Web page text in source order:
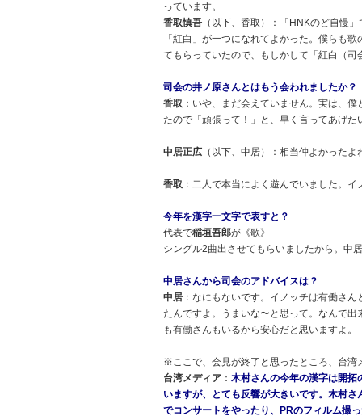
っています。
香取慎吾 （以下、香取）：「HNKのど自慢
「紅白」が一つになれてよかった。僕らも
てもらっていたので、もしかして「紅白（
司会の井ノ原さんとはもう会われましたか？
香取 ：いや、まだ会えていません。実は、
たので「頑張って！」と、早く言ってあげた
中居正広 （以下、中居）：相当仲よかったよ
香取 ：二人で本当によく遊んでいました。
今年を漢字一文字で表すと？
代表で稲垣吾郎が《歌》
シングル2曲出させてもらいましたから。中
中居さんから司会のアドバイスは？
中居 ：なにもないです。イノッチは有働さ
たんですよ。うまいな〜と思って。なんで
も有働さんもいるから安心だと思いますよ。
※ここで、会見が終了と思ったところ、台湾
台湾メディア ： 木村さんの今年の漢字は開拓
いますが、とても反響が大きいです。木村
でコンサートをやったり、PRのフィルム撮